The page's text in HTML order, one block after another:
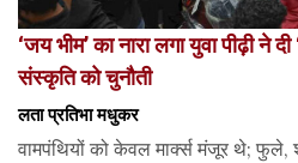
‘जय भीम’ का नारा लगा युवा पीढ़ी ने
संस्कृति को चुनौती
लता प्रतिभा मधुकर
वामपंथियों को केवल मार्क्स मंजूर थे; फुले,